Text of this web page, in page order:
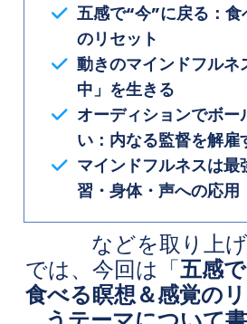
五感で“今”に戻る：
のリセット
動きのマインドフル
中」を生きる
オーディションでボー
い：内なる監督を解雇
マインドフルネスは最
習・身体・声への応用
などを取り上げ
では、今回は「五感
食べる瞑想＆感覚の